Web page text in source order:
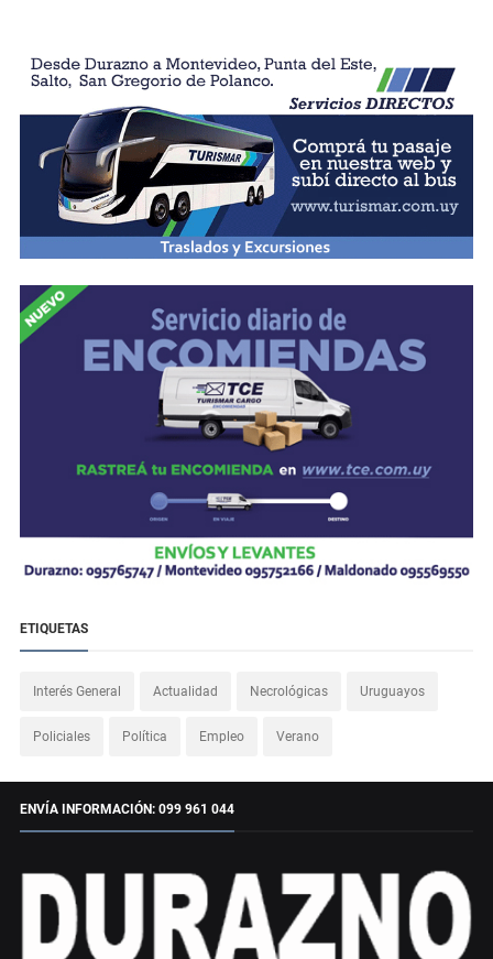
ETIQUETAS
Interés General Actualidad Necrológicas Uruguayos
Policiales Política Empleo Verano
ENVÍA INFORMACIÓN: 099 961 044